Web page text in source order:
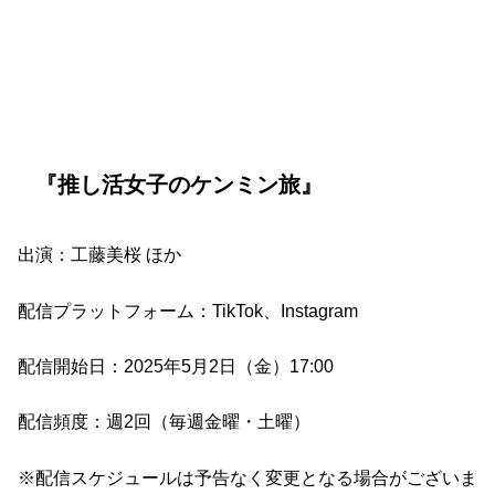
『推し活女子のケンミン旅』
出演：工藤美桜 ほか
配信プラットフォーム：TikTok、Instagram
配信開始日：2025年5月2日（金）17:00
配信頻度：週2回（毎週金曜・土曜）
※配信スケジュールは予告なく変更となる場合がございま